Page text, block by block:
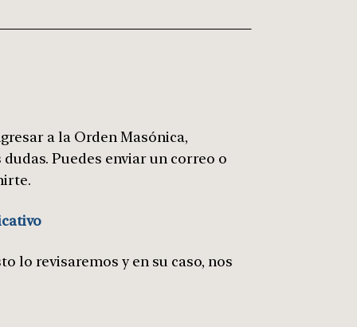
a la Orden Masónica,
Puedes enviar un correo o
lo revisaremos y en su caso, nos